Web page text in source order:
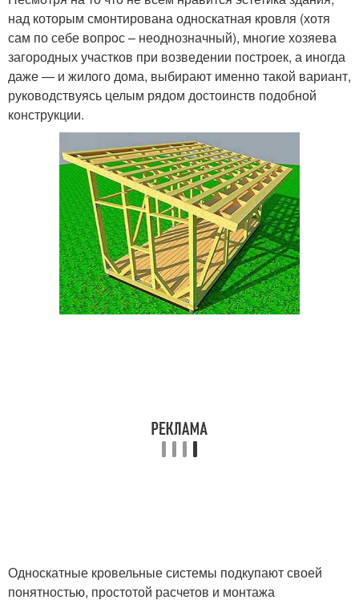
над которым смонтирована односкатная кровля (хотя
сам по себе вопрос – неоднозначный), многие хозяева
загородных участков при возведении построек, а иногда
даже — и жилого дома, выбирают именно такой вариант,
руководствуясь целым рядом достоинств подобной
конструкции.
Односкатные кровельные системы подкупают своей
понятностью, простотой расчетов и монтажа